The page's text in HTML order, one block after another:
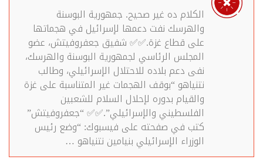
الكلام ده غير صحيح. جمهورية البوسنة
والهرسك نفت دعمها لإسرائيل في هجماتها
على قطاع غزة.✅✅ شفيق جعفروفيتش، عضو
المجلس الرئاسي لجمهورية البوسنة والهرسك،
نفى دعم بلاده للاحتلال الإسرائيلي، وطالب
نتنياهو “بوقف الهجمات غير المتناسبة على غزة
والقيام بدوره لإحلال السلام للشعبين
الفلسطيني والإسرائيلي”.✅✅ “جعفروفيتش”
كتب في صفحته على فيسبوك: “وضع رئيس
الوزراء الإسرائيلي بنيامين نتنياهو …